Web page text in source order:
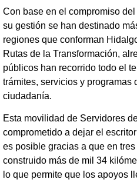
Con base en el compromiso
su gestión se han destinado
regiones que conforman
Rutas de la Transformación,
públicos han recorrido todo el
trámites, servicios y programas
ciudadanía.
Esta movilidad de Servidores
comprometido a dejar el
es posible gracias a que en
construido más de mil 34
lo que permite que los apoyos